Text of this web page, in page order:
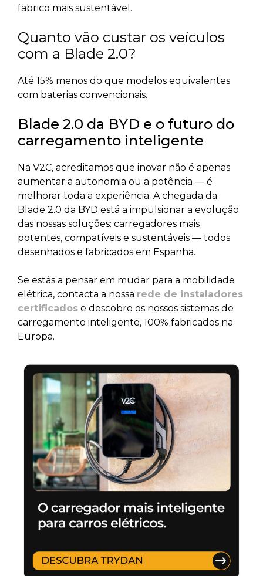
fabrico mais sustentável.
Quanto vão custar os veículos
com a Blade 2.0?
Até 15% menos do que modelos equivalentes
com baterias convencionais.
Blade 2.0 da BYD e o futuro do
carregamento inteligente
Na V2C, acreditamos que inovar não é apenas
aumentar a autonomia ou a potência — é
melhorar toda a experiência. A chegada da
Blade 2.0 da BYD está a impulsionar a evolução
das nossas soluções: carregadores mais
potentes, compatíveis e sustentáveis — todos
desenhados e fabricados em Espanha.
Se estás a pensar em mudar para a mobilidade
elétrica, contacta a nossa rede de instaladores
certificados e descobre os nossos sistemas de
carregamento inteligente, 100% fabricados na
Europa.